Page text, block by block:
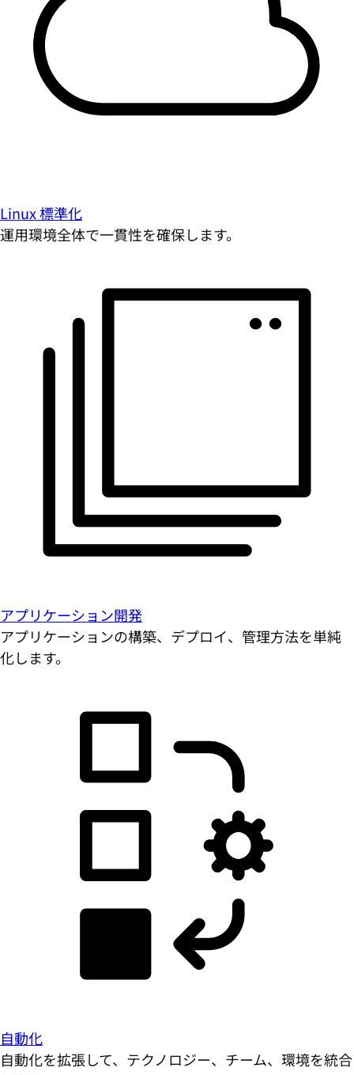
Linux 標準化
運用環境全体で一貫性を確保します。
アプリケーション開発
アプリケーションの構築、デプロイ、管理方法を単純
化します。
自動化
自動化を拡張して、テクノロジー、チーム、環境を統合